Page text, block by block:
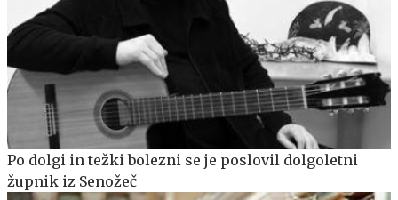
Po dolgi in težki bolezni se je poslovil dolgoletni
župnik iz Senožeč